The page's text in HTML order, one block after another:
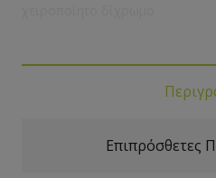
Επιπρόσθετες